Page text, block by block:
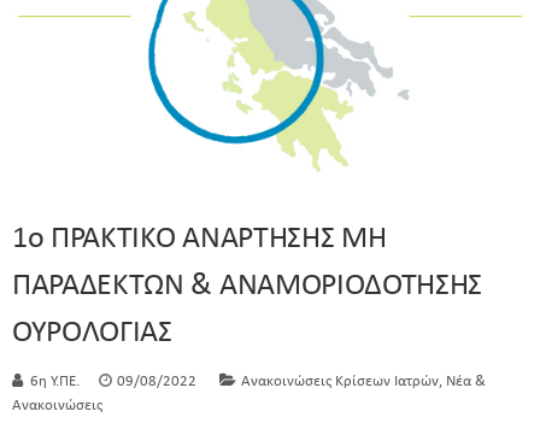
1ο ΠΡΑΚΤΙΚΟ ΑΝΑΡΤΗΣΗΣ ΜΗ
ΠΑΡΑΔΕΚΤΩΝ & ΑΝΑΜΟΡΙΟΔΟΤΗΣΗΣ
ΟΥΡΟΛΟΓΙΑΣ
6η Υ.ΠΕ. 09/08/2022 Ανακοινώσεις Κρίσεων Ιατρών, Νέα &
Ανακοινώσεις